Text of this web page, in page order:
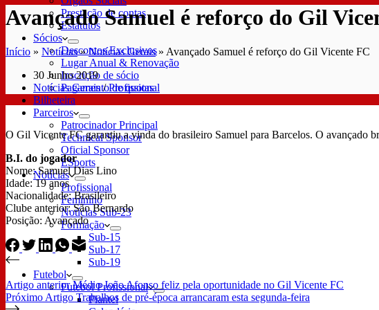
Prestação de contas
Estatutos
Sócios
Descontos Exclusivos
Lugar Anual & Renovação
Inscrição de sócio
Pagamento de quotas
Bilheteira
Parceiros
Patrocinador Principal
Technical Sponsor
Oficial Sponsor
ESports
Notícias
Profissional
Feminino
Notícias Sub-23
Formação
Sub-15
Sub-17
Sub-19
Futebol
Futebol Profissional
Plantel
Avançado Samuel é reforço do Gil
Início » Notícias»Notícias Gerais» Avançado Samuel é reforço do Gil Vicente FC
30 Junho 2019
Notícias Gerais/Profissional
O Gil Vicente FC garantiu a vinda do brasileiro Samuel para Barcelos. O avançado
B.I. do jogador
Nome: Samuel Dias Lino
Idade: 19 anos
Nacionalidade: Brasileiro
Clube anterior: São Bernardo
Posição: Avançado
Artigo anteriorMédio João Afonso feliz pela oportunidade no Gil Vicente FC
Próximo Artigo Trabalhos de pré-época arrancaram esta segunda-feira